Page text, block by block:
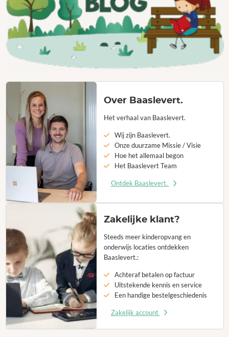
Over Baaslevert.
Het verhaal van Baaslevert.
Wij zijn Baaslevert.
Onze duurzame Missie / Visie
Hoe het allemaal begon
Het Baaslevert Team
Ontdek Baaslevert.
Zakelijke klant?
Steeds meer kinderopvang en
onderwijs locaties ontdekken
Baaslevert.:
Achteraf betalen op factuur
Uitstekende kennis en service
Een handige bestelgeschiedenis
Zakelijk account